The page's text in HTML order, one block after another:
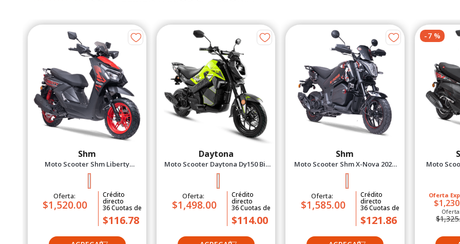
Shm
Moto Scooter Shm Liberty
Oferta:
$1,520.00
Crédito
directo
36Cuotas de
$116.78
Daytona
Moto Scooter Daytona Dy150 Bit
Oferta:
$1,498.00
Crédito
directo
36Cuotas de
$114.00
Shm
Moto Scooter Shm X-Nova 2027
Oferta:
$1,585.00
Crédito
directo
36Cuotas de
$121.86
-7%
Moto
Oferta
Oferta: